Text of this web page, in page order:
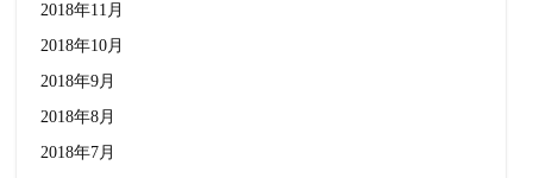
2018年11月
2018年10月
2018年9月
2018年8月
2018年7月